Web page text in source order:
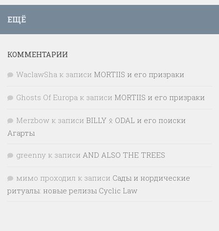
ЕЩЁ
КОММЕНТАРИИ
WaclawSha к записи MORTIIS и его призраки
Ghosts Of Europa к записи MORTIIS и его призраки
Merzbow к записи BILLY ᛟ ODAL и его поиски
Агарты
greenny к записи AND ALSO THE TREES
мимо проходил к записи Сады и нордические
ритуалы: новые релизы Cyclic Law